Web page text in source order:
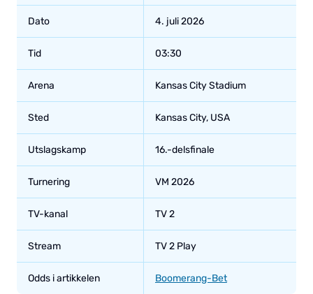
Dato 4. juli 2026
Tid 03:30
Arena Kansas City Stadium
Sted Kansas City, USA
Utslagskamp 16.-delsfinale
Turnering VM 2026
TV-kanal TV 2
Stream TV 2 Play
Odds i artikkelen Boomerang-Bet